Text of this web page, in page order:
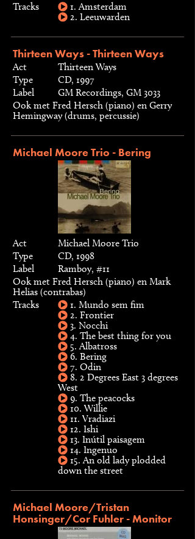
Tracks
1. Amsterdam
2. Leeuwarden
Thirteen Ways - Thirteen Ways
Act
Thirteen Ways
Type
CD, 1997
Label
GM Recordings, GM 3033
Ook met Fred Hersch (piano) en Gerry
Hemingway (drums, percussie)
Michael Moore Trio - Bering
Act
Michael Moore Trio
Type
CD, 1998
Label
Ramboy, #11
Ook met Fred Hersch (piano) en Mark
Helias (contrabas)
Tracks
1. Mundo sem fim
2. Frontier
3. Nocchi
4. The best thing for you
5. Albatross
6. Bering
7. Odin
8. 2 Degrees East 3 degrees
West
9. The peacocks
10. Willie
11. Vradiazi
12. Ishi
13. Inútil paisagem
14. Ingenuo
15. An old lady plodded
down the street
Michael Moore/Tristan
Honsinger/Cor Fuhler - Monitor